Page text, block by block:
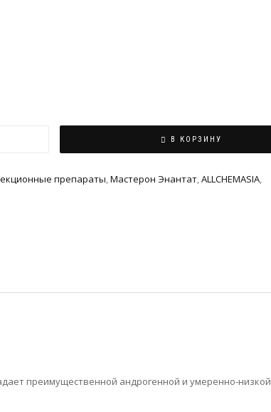
В КОРЗИНУ
препараты,Мастерон Энантат,ALLCHEMASIA,
преимущественной андрогенной и умеренно-низкой